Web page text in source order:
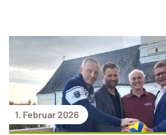
1. Februar 2026